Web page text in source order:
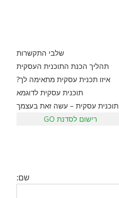
שלבי התקשרות
תהליך הכנת התוכנית העסקית
איזו תכנית עסקית מתאימה לך?
תוכנית עסקית לדוגמא
תוכנית עסקית – עשה זאת בעצמך
רישום לסדנת GO
שם: